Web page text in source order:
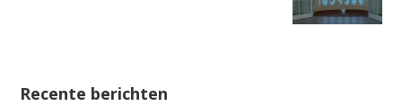
Recente berichten